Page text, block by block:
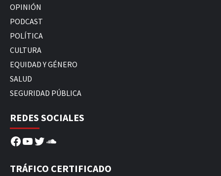
OPINIÓN
PODCAST
POLÍTICA
CULTURA
EQUIDAD Y GÉNERO
SALUD
SEGURIDAD PÚBLICA
REDES SOCIALES
Facebook
YouTube
Twitter
SoundCloud
TRÁFICO CERTIFICADO